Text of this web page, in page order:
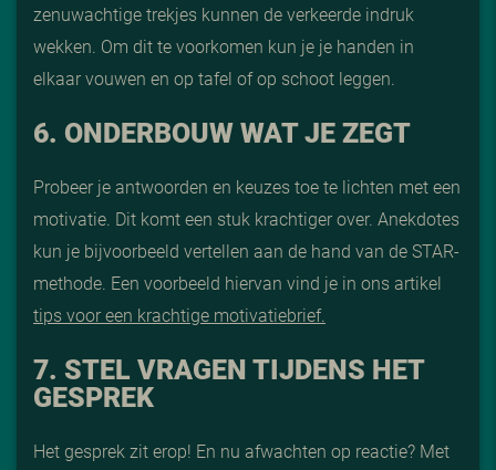
zenuwachtige trekjes kunnen de verkeerde indruk
wekken. Om dit te voorkomen kun je je handen in
elkaar vouwen en op tafel of op schoot leggen.
6. ONDERBOUW WAT JE ZEGT
Probeer je antwoorden en keuzes toe te lichten met een
motivatie. Dit komt een stuk krachtiger over. Anekdotes
kun je bijvoorbeeld vertellen aan de hand van de STAR-
methode. Een voorbeeld hiervan vind je in ons artikel
tips voor een krachtige motivatiebrief.
7. STEL VRAGEN TIJDENS HET
GESPREK
Het gesprek zit erop! En nu afwachten op reactie? Met